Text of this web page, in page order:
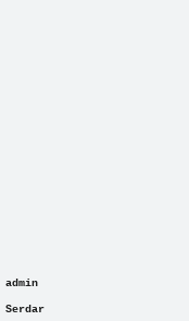
admin
Serdar